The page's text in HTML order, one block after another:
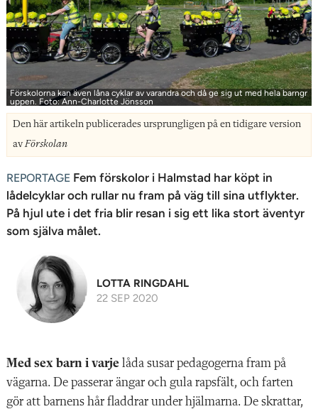
Förskolorna kan även låna cyklar av var­andra och då ge sig ut med hela barn­gr
uppen. Foto: Ann-Charlotte Jönsson
Den här artikeln publicerades ursprungligen på en tidigare version
avFörskolan
REPORTAGE Fem förskolor i Halmstad har köpt in
lådelcyklar och rullar nu fram på väg till sina utflykter.
På hjul ute i det fria blir resan i sig ett lika stort äventyr
som själva målet.
LOTTA RINGDAHL
22 SEP 2020
Med sex barn i varje låda susar pedagogerna fram på
vägarna. De passerar ängar och gula rapsfält, och farten
gör att barnens hår fladdrar under hjälmarna. De skrattar,